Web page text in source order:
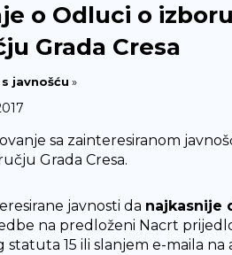
o Odluci o
Grada Cresa
javnošću »
sa zainteresiranom
Grada Cresa.
javnosti da najkasnije
na predloženi Nacrt
statuta 15 ili slanjem e-maila na